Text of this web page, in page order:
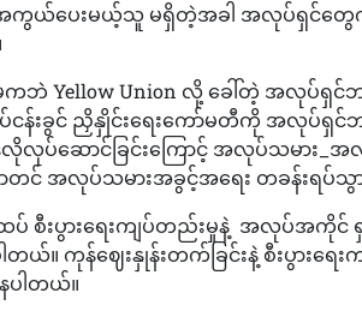
ယ်ပေးမယ့်သူ မရှိတဲ့အခါ အလုပ်ရှင်တွေက
ကဘဲ Yellow Union လို့ ခေါ်တဲ့ အလုပ်ရှ
ပ်ငန်းခွင် ညှိနှိုင်းရေးကော်မတီကို အလုပ်
လုပ်ဆောင်ခြင်းကြောင့် အလုပ်သမား_အ
င် အလုပ်သမားအခွင့်အရေး တခန်းရပ်သွာ
ပ် စီးပွားရေးကျပ်တည်းမှုနဲ့ အလုပ်အကိုင် ရှ
ါတယ်။ ကုန်ဈေးနှုန်းတက်ခြင်းနဲ့ စီးပွား
ေပါတယ်။